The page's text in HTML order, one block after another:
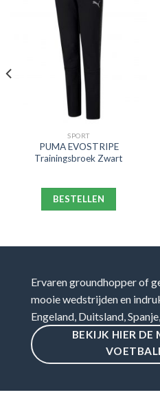
SPORT
PUMA EVOSTRIPE
Trainingsbroek Zwart
BESTELLEN
Ervaren groundhopper of
mooie wedstrijden en
Engeland, Duitsland,
BEKIJK HIER DE